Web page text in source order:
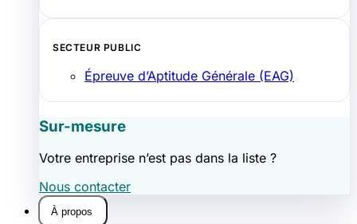
SECTEUR PUBLIC
Épreuve d’Aptitude Générale (EAG)
Sur-mesure
Votre entreprise n’est pas dans la liste ?
Nous contacter
À propos